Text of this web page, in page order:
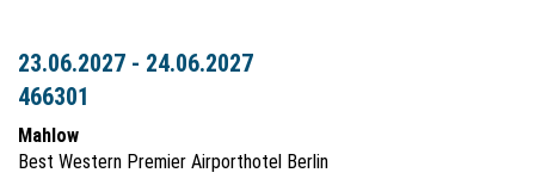
23.06.2027 - 24.06.2027
466301
Mahlow
Best Western Premier Airporthotel Berlin